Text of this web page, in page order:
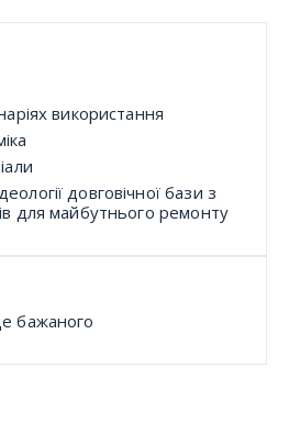
використання
довговічної бази з
для майбутнього ремонту
бажаного